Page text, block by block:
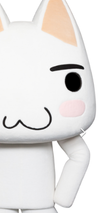
語
スボス」… ゲームにまつわる言葉
コンピューター文化史研究家・タ